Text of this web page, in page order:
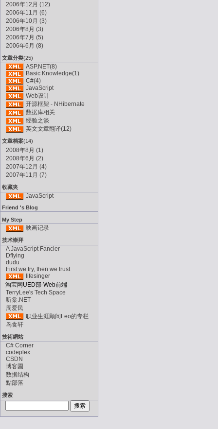
2006年12月 (12)
2006年11月 (6)
2006年10月 (3)
2006年8月 (3)
2006年7月 (5)
2006年6月 (8)
文章分类(25)
ASP.NET(8)
Basic Knowledge(1)
C#(4)
JavaScript
Web设计
开源框架 - NHibernate
数据库相关
经验之谈
英文文章翻译(12)
文章档案(14)
2008年8月 (1)
2008年6月 (2)
2007年12月 (4)
2007年11月 (7)
收藏夹
JavaScript
Friend 's Blog
My Step
映画记录
技术崇拜
A JavaScript Fancier
Dflying
dudu
First we try, then we trust
lifesinger
淘宝网UED部-Web前端
TerryLee's Tech Space
听棠.NET
周爱民
职业生涯顾问Leo的专栏
鸟食轩
技術網站
C# Corner
codeplex
CSDN
博客園
数据结构
點部落
搜索